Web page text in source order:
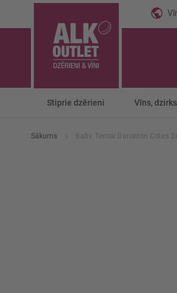
Stiprie dzērieni Vīns,
Sākums Baltv. Terroir Daronton Cotes